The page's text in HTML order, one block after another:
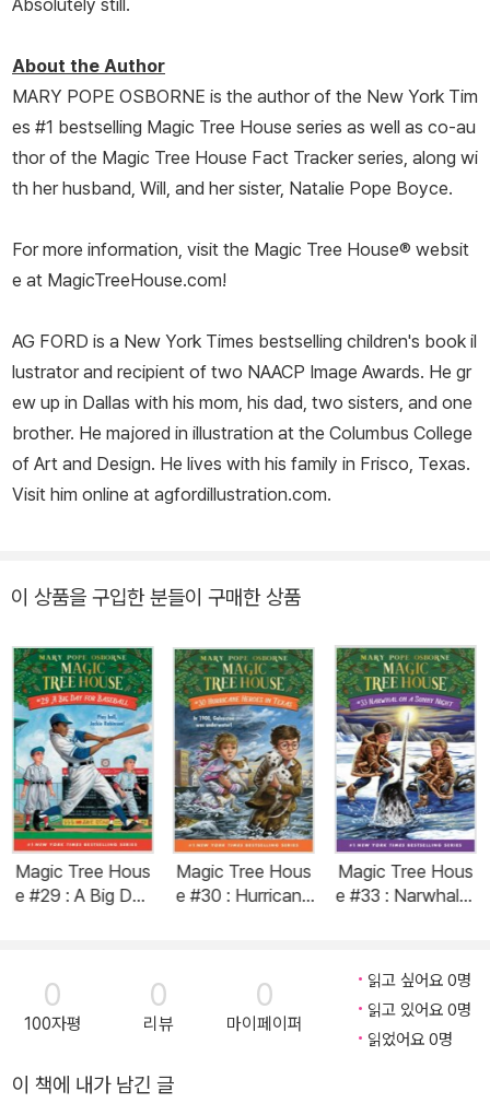
Absolutely still.
About the Author
MARY POPE OSBORNE is the author of the New York Tim
es #1 bestselling Magic Tree House series as well as co-au
thor of the Magic Tree House Fact Tracker series, along wi
th her husband, Will, and her sister, Natalie Pope Boyce.
For more information, visit the Magic Tree House® websit
e at MagicTreeHouse.com!
AG FORD is a New York Times bestselling children's book il
lustrator and recipient of two NAACP Image Awards. He gr
ew up in Dallas with his mom, his dad, two sisters, and one
brother. He majored in illustration at the Columbus College
of Art and Design. He lives with his family in Frisco, Texas.
Visit him online at agfordillustration.com.
이 상품을 구입한 분들이 구매한 상품
Magic Tree Hous
e #29 : A Big Day
Magic Tree Hous
e #30 : Hurricane
Magic Tree Hous
e #33 : Narwhal o
0
100자평
0
리뷰
0
마이페이퍼
읽고 싶어요 0명
읽고 있어요 0명
읽었어요 0명
이 책에 내가 남긴 글